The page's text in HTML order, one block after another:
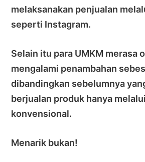
melaksanakan penjualan
seperti Instagram.
Selain itu para UMKM merasa
mengalami penambahan
dibandingkan sebelumnya
berjualan produk hanya
konvensional.
Menarik bukan!